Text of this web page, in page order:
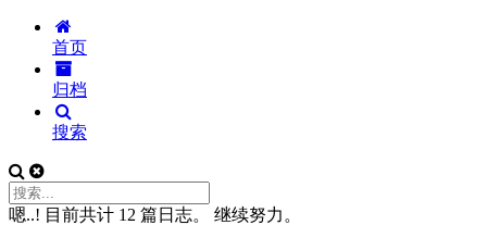
首页
归档
搜索
嗯..! 目前共计 12 篇日志。 继续努力。